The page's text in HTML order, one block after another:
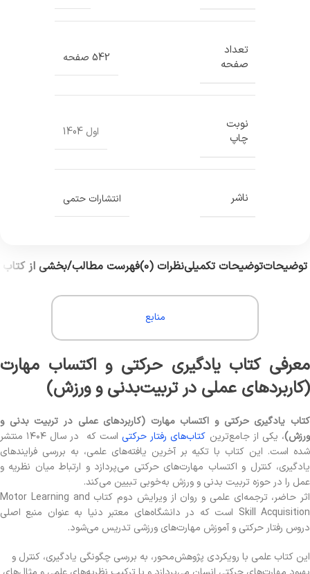
تعداد
صفحه
542 صفحه
نوبت
چاپ
اول 1404
ناشر انتشارات حتمی
توضیحاتتوضیحات تکمیلینظرات (0) فهرست مطالب/بخشی از کتاب
منابع
معرفی کتاب یادگیری حرکتی و اکتساب مهارت
(کاربردهای عملی در تربیت‌بدنی و ورزش)
کتاب یادگیری حرکتی و اکتساب مهارت (کاربردهای عملی در تربیت بدنی و
ورزش)، یکی از جامع‌ترین کتاب‌های رفتار حرکتی
است که در سال ۱۴۰۴ منتشر
شده است. این کتاب با تکیه بر آخرین یافته‌های علمی، به بررسی فرایندهای
یادگیری، کنترل و اکتساب مهارت‌های حرکتی می‌پردازد و ارتباط میان نظریه و
عمل را در حوزه تربیت بدنی و ورزش به‌خوبی تبیین می‌کند.
اثر حاضر، ترجمه‌ای علمی و روان از ویرایش دوم کتاب Motor Learning and
Skill Acquisition است که در دانشگاه‌های معتبر دنیا به عنوان منبع اصلی
دروس رفتار حرکتی و آموزش مهارت‌های ورزشی تدریس می‌شود.
این کتاب علمی با رویکردی پژوهش‌محور، به بررسی چگونگی یادگیری، کنترل و